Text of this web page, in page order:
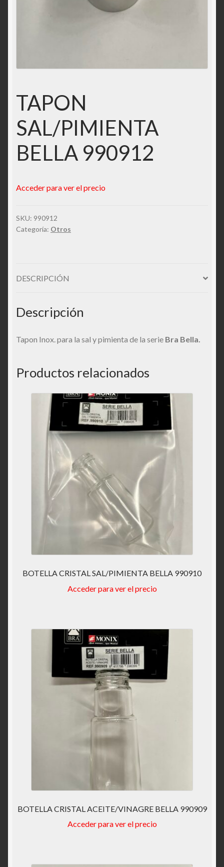
TAPON
SAL/PIMIENTA
BELLA 990912
Acceder para ver el precio
SKU: 990912
Categoría: Otros
DESCRIPCIÓN
Descripción
Tapon Inox. para la sal y pimienta de la serie Bra Bella.
Productos relacionados
BOTELLA CRISTAL SAL/PIMIENTA BELLA 990910
Acceder para ver el precio
BOTELLA CRISTAL ACEITE/VINAGRE BELLA 990909
Acceder para ver el precio